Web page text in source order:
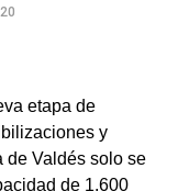
etapa de
y
de Valdés solo se
de 1.600